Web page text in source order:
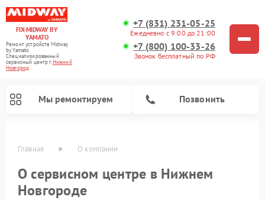
FIX-MIDWAY BY
YAMATO
Ремонт устройств Midway
by Yamato
Специализированный
cервисный центр г.Нижний
Новгород
+7 (831) 231-05-25
Ежедневно с 9:00 до 21:00
+7 (800) 100-33-26
Звонок бесплатный по РФ
Мы ремонтируем Позвонить
Главная О компании
О сервисном центре в Нижнем
Новгороде